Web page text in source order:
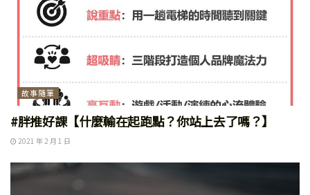
故事隨筆
#胖推好課【什麼輸在起跑點？你站上去了嗎？】
2021 年 2 月 1 日